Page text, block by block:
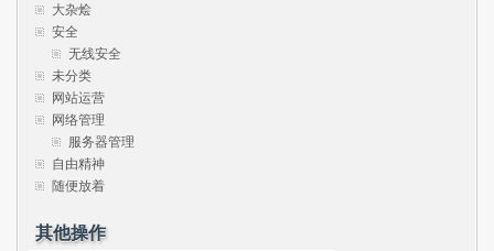
大杂烩
安全
无线安全
未分类
网站运营
网络管理
服务器管理
自由精神
随便放着
其他操作